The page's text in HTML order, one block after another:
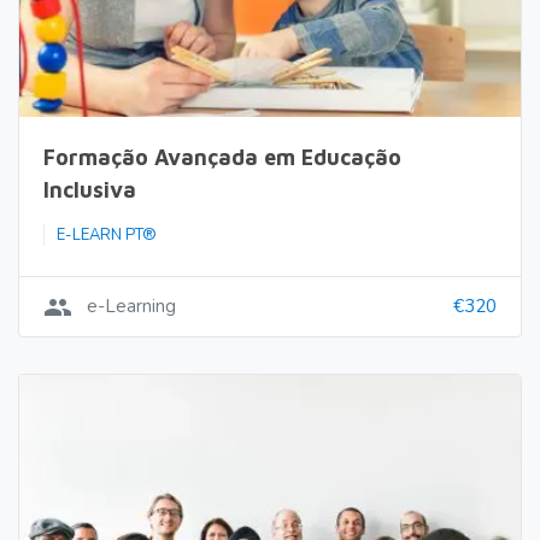
Formação Avançada em Educação
Inclusiva
E-LEARN PT®
group e-Learning €320